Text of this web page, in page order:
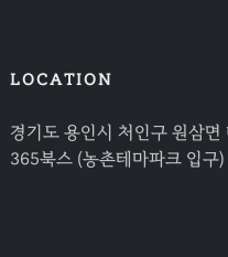
LOCATION
경기도 용인시 처인구 원삼면
365북스 (농촌테마파크 입구)